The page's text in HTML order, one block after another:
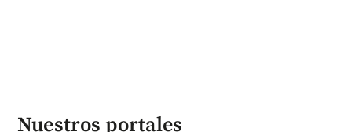
Nuestros portales